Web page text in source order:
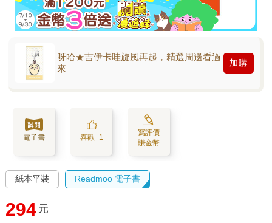
呀哈★吉伊卡哇旋風再起，精選周邊看過
來
加購
電子書 喜歡+1
寫評價
賺金幣
紙本平裝 Readmoo 電子書
294 元